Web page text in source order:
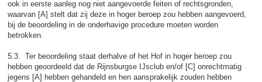
ook in eerste aanleg nog niet aangevoerde feiten of rechtsgronden,
waarvan [A] stelt dat zij deze in hoger beroep zou hebben aangevoerd,
bij de beoordeling in de onderhavige procedure moeten worden
betrokken.
5.3. Ter beoordeling staat derhalve of het Hof in hoger beroep zou
hebben geoordeeld dat de Rijnsburgse IJsclub en/of [C] onrechtmatig
jegens [A] hebben gehandeld en hen aansprakelijk zouden hebben